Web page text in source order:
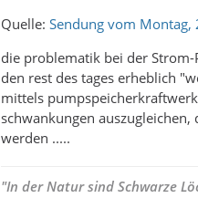
Quelle: Sendung vom
die problematik bei der
den rest des tages erheblich
mittels
schwankungen
werden .....
"In der Natur sind Schwarze